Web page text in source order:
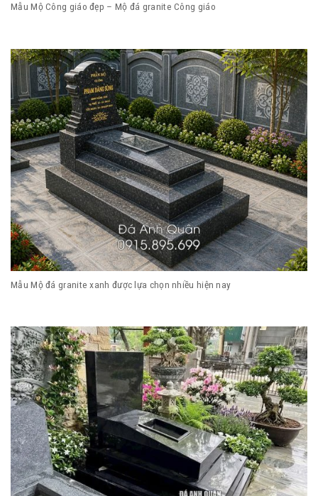
Mẫu Mộ Công giáo đẹp – Mộ đá granite Công giáo
Mẫu Mộ đá granite xanh được lựa chọn nhiều hiện nay